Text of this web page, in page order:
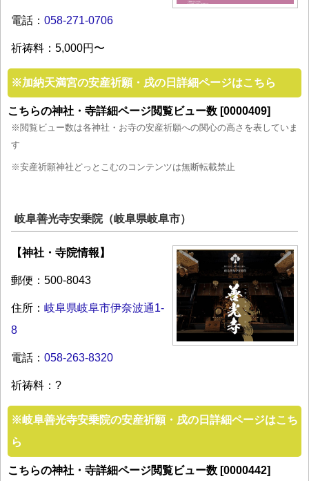
電話： 058-271-0706
祈祷料：5,000円〜
※加納天満宮の安産祈願・戌の日詳細ページはこちら
こちらの神社・寺詳細ページ閲覧ビュー数 [0000409]
※閲覧ビュー数は各神社・お寺の安産祈願への関心の高さを表していま
す
※安産祈願神社どっとこむのコンテンツは無断転載禁止
岐阜善光寺安乗院（岐阜県岐阜市）
【神社・寺院情報】
郵便：500-8043
住所： 岐阜県岐阜市伊奈波通1-
8
電話： 058-263-8320
祈祷料：?
※岐阜善光寺安乗院の安産祈願・戌の日詳細ページはこち
ら
こちらの神社・寺詳細ページ閲覧ビュー数 [0000442]